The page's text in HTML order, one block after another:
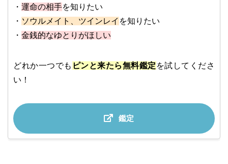
・ 運命の相手を知りたい
・ ソウルメイト、ツインレイ を知りたい
・ 金銭的なゆとりがほしい
どれか一つでも ピンと来たら無料鑑定 を試してくださ
い！
鑑定